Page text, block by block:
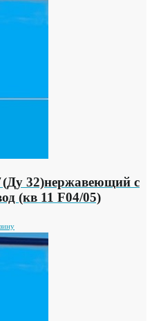
32)нержавеющий с
(кв 11 F04/05)